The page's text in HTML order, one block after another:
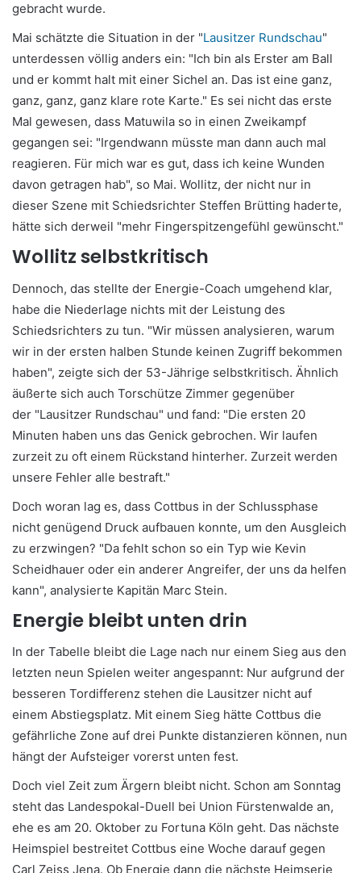
gebracht wurde.
Mai schätzte die Situation in der "Lausitzer Rundschau"
unterdessen völlig anders ein: "Ich bin als Erster am Ball
und er kommt halt mit einer Sichel an. Das ist eine ganz,
ganz, ganz, ganz klare rote Karte." Es sei nicht das erste
Mal gewesen, dass Matuwila so in einen Zweikampf
gegangen sei: "Irgendwann müsste man dann auch mal
reagieren. Für mich war es gut, dass ich keine Wunden
davon getragen hab", so Mai. Wollitz, der nicht nur in
dieser Szene mit Schiedsrichter Steffen Brütting haderte,
hätte sich derweil "mehr Fingerspitzengefühl gewünscht."
Wollitz selbstkritisch
Dennoch, das stellte der Energie-Coach umgehend klar,
habe die Niederlage nichts mit der Leistung des
Schiedsrichters zu tun. "Wir müssen analysieren, warum
wir in der ersten halben Stunde keinen Zugriff bekommen
haben", zeigte sich der 53-Jährige selbstkritisch. Ähnlich
äußerte sich auch Torschütze Zimmer gegenüber
der "Lausitzer Rundschau" und fand: "Die ersten 20
Minuten haben uns das Genick gebrochen. Wir laufen
zurzeit zu oft einem Rückstand hinterher. Zurzeit werden
unsere Fehler alle bestraft."
Doch woran lag es, dass Cottbus in der Schlussphase
nicht genügend Druck aufbauen konnte, um den Ausgleich
zu erzwingen? "Da fehlt schon so ein Typ wie Kevin
Scheidhauer oder ein anderer Angreifer, der uns da helfen
kann", analysierte Kapitän Marc Stein.
Energie bleibt unten drin
In der Tabelle bleibt die Lage nach nur einem Sieg aus den
letzten neun Spielen weiter angespannt: Nur aufgrund der
besseren Tordifferenz stehen die Lausitzer nicht auf
einem Abstiegsplatz. Mit einem Sieg hätte Cottbus die
gefährliche Zone auf drei Punkte distanzieren können, nun
hängt der Aufsteiger vorerst unten fest.
Doch viel Zeit zum Ärgern bleibt nicht. Schon am Sonntag
steht das Landespokal-Duell bei Union Fürstenwalde an,
ehe es am 20. Oktober zu Fortuna Köln geht. Das nächste
Heimspiel bestreitet Cottbus eine Woche darauf gegen
Carl Zeiss Jena. Ob Energie dann die nächste Heimserie